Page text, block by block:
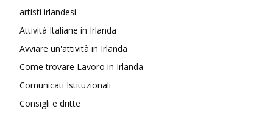
artisti irlandesi
Attività Italiane in Irlanda
Avviare un'attività in Irlanda
Come trovare Lavoro in Irlanda
Comunicati Istituzionali
Consigli e dritte